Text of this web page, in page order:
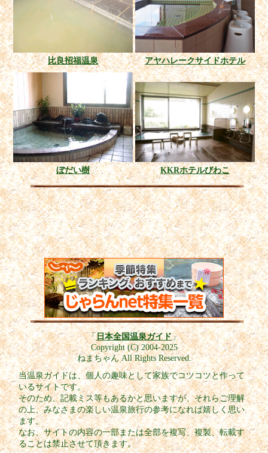
比良招福温泉 アヤハレークサイドホテル
ぼだい樹 KKRホテルびわこ
「日本全国温泉ガイド」
Copyright (C) 2004-2025
ねまちゃん All Rights Reserved.
当温泉ガイドは、個人の趣味として家族でコツコツと作って
いるサイトです。
そのため、記載ミス等もあるかと思いますが、それらご理解
の上、みなさまの楽しい温泉旅行の参考になれば嬉しく思い
ます。
なお、サイトの内容の一部または全部を複写、複製、転載す
ることは禁止させて頂きます。